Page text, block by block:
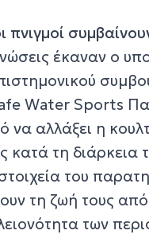
πνιγμοί
έκαναν ο
Water Sports
να αλλάξει η
τη διάρκεια
του
τη ζωή τους
των